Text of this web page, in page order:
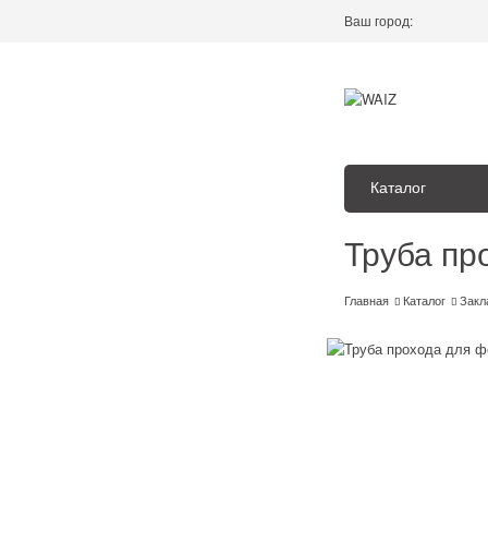
Ваш город:
Каталог
Труба
Главная Каталог